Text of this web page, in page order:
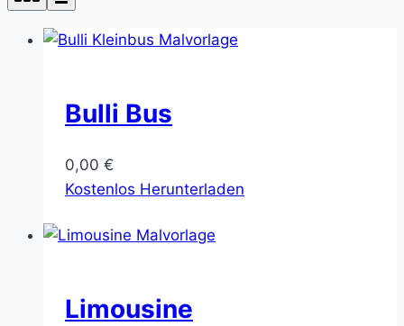
Bulli Bus
0,00 €
Kostenlos Herunterladen
Limousine